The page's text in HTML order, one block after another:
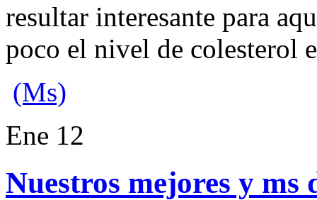
resultar interesante para
poco el nivel de colesterol
(Ms)
Ene 12
Nuestros mejores y ms